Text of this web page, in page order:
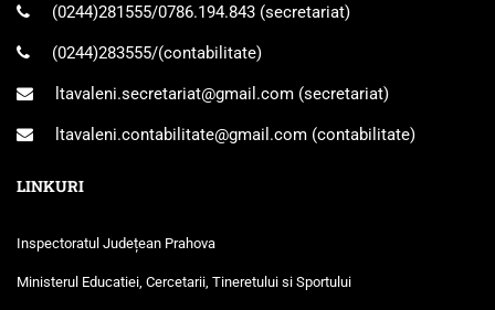
(0244)281555/0786.194.843 (secretariat)
(0244)283555/(contabilitate)
ltavaleni.secretariat@gmail.com (secretariat)
ltavaleni.contabilitate@gmail.com (contabilitate)
LINKURI
Inspectoratul Județean Prahova
Ministerul Educatiei, Cercetarii, Tineretului si Sportului